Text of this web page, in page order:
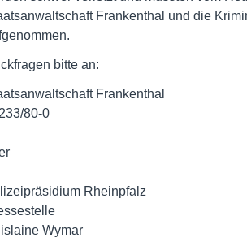
Frankenthal und die
bitte an:
Frankenthal
80-0
Rheinpfalz
Wymar